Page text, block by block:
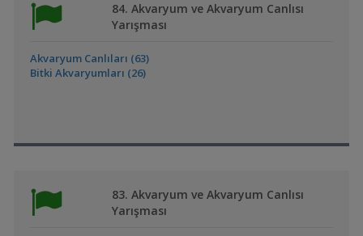
84. Akvaryum ve Akvaryum Canlısı
Yarışması
Akvaryum Canlıları (63)
Bitki Akvaryumları (26)
83. Akvaryum ve Akvaryum Canlısı
Yarışması